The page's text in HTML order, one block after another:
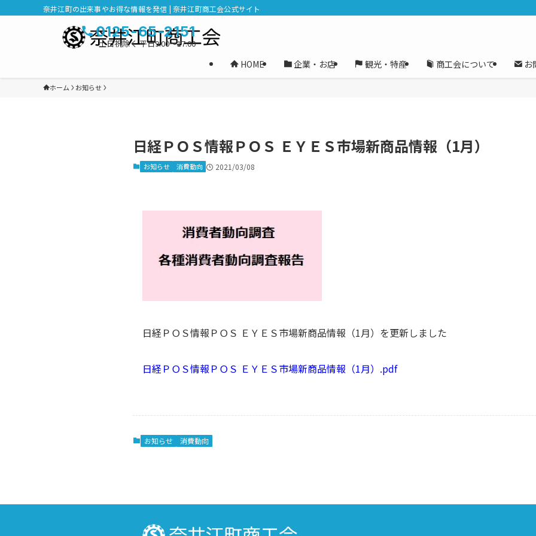
奈井江町の出来事やお得な情報を発信 | 奈井江町商工会公式サイト
HOME 企業・お店 観光・特産 商工会について お
0125-65-2151
土日祝除く 平日9:00～17:00
ホーム お知らせ
日経ＰＯＳ情報ＰＯＳ ＥＹＥＳ市場新商品情報（1月）
お知らせ 消費動向 2021/03/08
日経ＰＯＳ情報ＰＯＳ ＥＹＥＳ市場新商品情報（1月）を更新しました
日経ＰＯＳ情報ＰＯＳ ＥＹＥＳ市場新商品情報（1月）.pdf
お知らせ 消費動向